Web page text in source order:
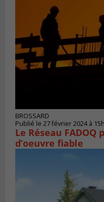
BROSSARD
Publié le 27 février 2024 à
Le Réseau
d’oeuvre fiable